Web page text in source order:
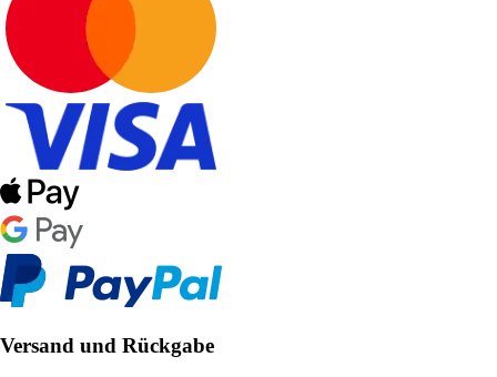
Versand und Rückgabe